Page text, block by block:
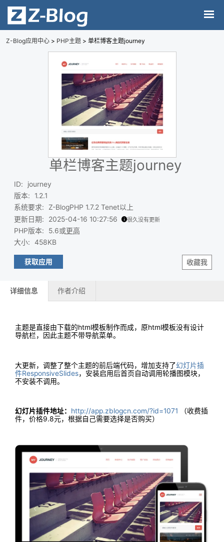
Z-Blog应用中心 > PHP主题 > 单栏博客主题journey
单栏博客主题journey
ID:
journey
版本:
1.2.1
系统要求:
Z-BlogPHP 1.7.2 Tenet以上
更新日期: 2025-04-16 10:27:56 很久没有更新
PHP版本: 5.6或更高
大小: 458KB
收藏我
获取应用
详细信息 作者介绍
主题是直接由下载的html模板制作而成，原html模板没有设计
导航栏，因此主题不带导航菜单。
大更新，调整了整个主题的前后端代码，增加支持了幻灯片插
件ResponsiveSlides，安装启用后首页自动调用轮播图模块，
不安装不调用。
幻灯片插件地址： http://app.zblogcn.com/?id=1071 （收费插
件，价格9.8元，根据自己需要选择是否购买）